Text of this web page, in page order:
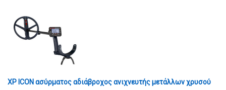
XP ICON ασύρματος αδιάβροχος ανιχνευτής μετάλλων χρυσού